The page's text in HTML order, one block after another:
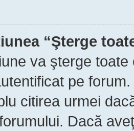
“Şterge
va şterge
pe
citirea urmei
Dacă